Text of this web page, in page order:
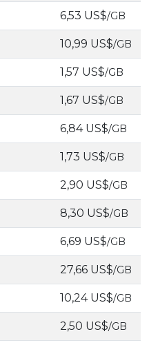
6,53 US$/GB
10,99 US$/GB
1,57 US$/GB
1,67 US$/GB
6,84 US$/GB
1,73 US$/GB
2,90 US$/GB
8,30 US$/GB
6,69 US$/GB
27,66 US$/GB
10,24 US$/GB
2,50 US$/GB